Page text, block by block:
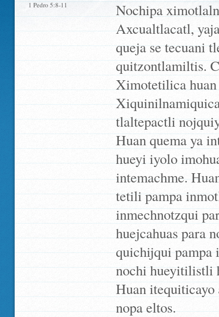
1 Pedro 5:8-11
Nochipa
Axcualtlacatl,
queja se tecuani
quitzontlamiltis.
Ximotetilica
tlaltepactli
Huan quema ya
hueyi iyolo
intemachme.
tetili pampa
inmechnotzqui
huejcahuas para
quichijqui pampa
nochi hueyitilistli
Huan itequiticayo
nopa eltos.